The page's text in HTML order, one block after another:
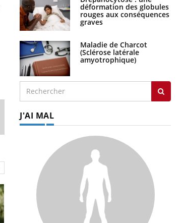
déformation des globules
rouges aux conséquences
graves
Maladie de Charcot
(Sclérose latérale
amyotrophique)
J'AI MAL